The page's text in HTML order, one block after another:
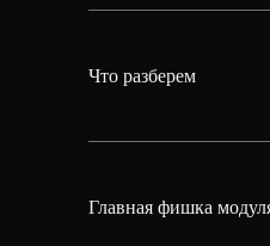
Что разберем
Главная фишка